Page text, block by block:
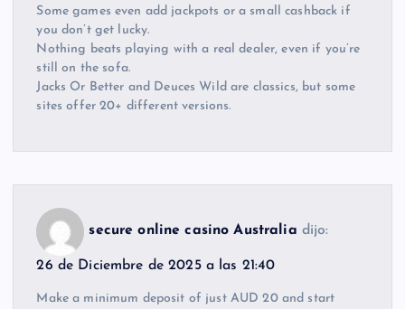
Some games even add jackpots or a small cashback if
you don’t get lucky.
Nothing beats playing with a real dealer, even if you’re
still on the sofa.
Jacks Or Better and Deuces Wild are classics, but some
sites offer 20+ different versions.
secure online casino Australia dijo:
26 de Diciembre de 2025 a las 21:40
Make a minimum deposit of just AUD 20 and start